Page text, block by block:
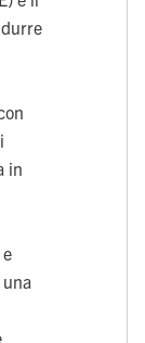
in